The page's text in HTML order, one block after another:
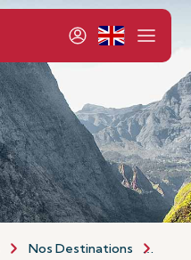
Nos Destinations